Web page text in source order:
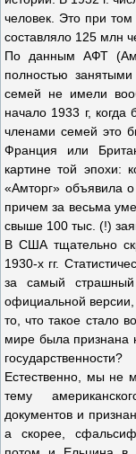
человек. Это при
составляло 125 млн
По данным АФТ
полностью
семей не имели
начало 1933 г,
членами семей это
Франция или
картине той эпохи:
«Амторг» объявила
причем за весьма
свыше 100 тыс. (!)
В США тщательно
1930-х гг.
за самый
официальной
то, что такое стало
мире была признана
государственности?
Естественно, мы не
тему
документов и
а скорее,